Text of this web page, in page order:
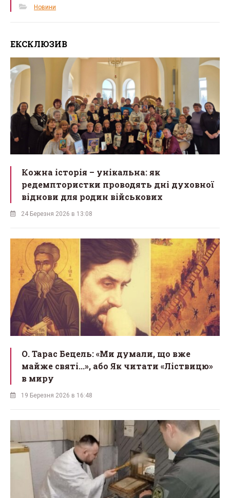
Новини
ЕКСКЛЮЗИВ
Кожна історія – унікальна: як
редемптористки проводять дні духовної
віднови для родин військових
24 Березня 2026 в 13:08
О. Тарас Бецель: «Ми думали, що вже
майже святі...», або Як читати «Ліствицю»
в миру
19 Березня 2026 в 16:48